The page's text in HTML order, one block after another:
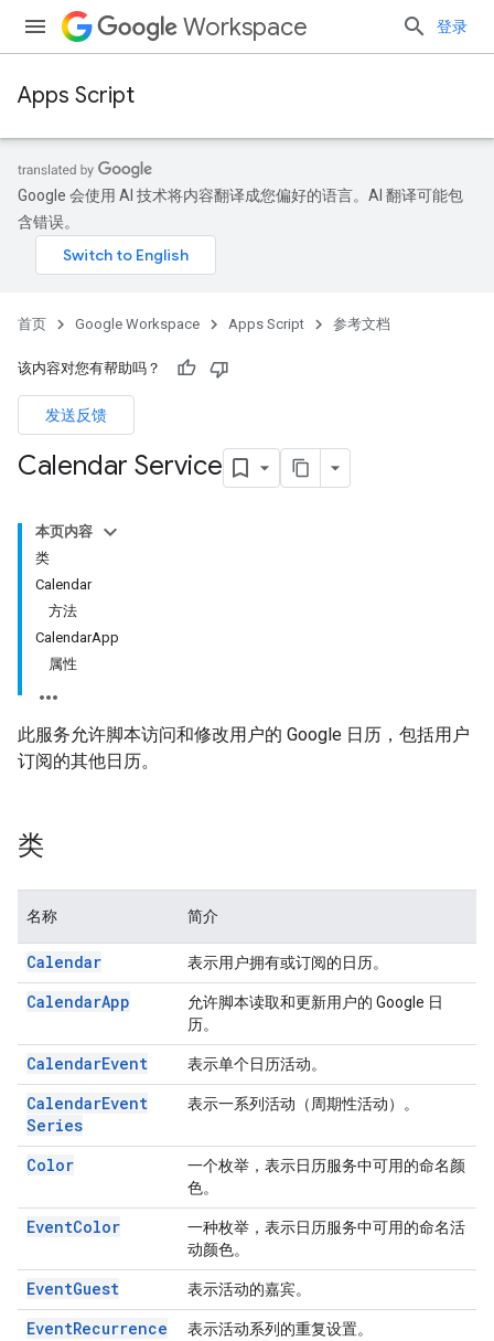
Workspace 登录
Apps Script
Google 会使用 AI 技术将内容翻译成您偏好的语言。AI 翻译可能包
含错误。
首页 Google Workspace Apps Script 参考文档
该内容对您有帮助吗？
发送反馈
Calendar Service
本页内容
类
Calendar
方法
CalendarApp
属性
此服务允许脚本访问和修改用户的 Google 日历，包括用户
订阅的其他日历。
类
名称 简介
Calendar 表示用户拥有或订阅的日历。
CalendarApp
允许脚本读取和更新用户的 Google 日
历。
CalendarEvent 表示单个日历活动。
CalendarEvent
Series
表示一系列活动（周期性活动）。
Color
一个枚举，表示日历服务中可用的命名颜
色。
EventColor
一种枚举，表示日历服务中可用的命名活
动颜色。
EventGuest 表示活动的嘉宾。
EventRecurrence 表示活动系列的重复设置。